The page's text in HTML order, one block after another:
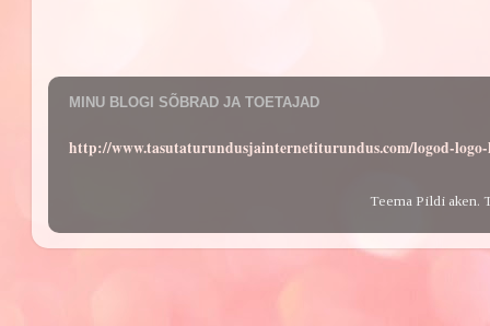
MINU BLOGI SÕBRAD JA TOETAJAD
http://www.tasutaturundusjainternetiturundus.com/logod-
Teema Pildi aken.